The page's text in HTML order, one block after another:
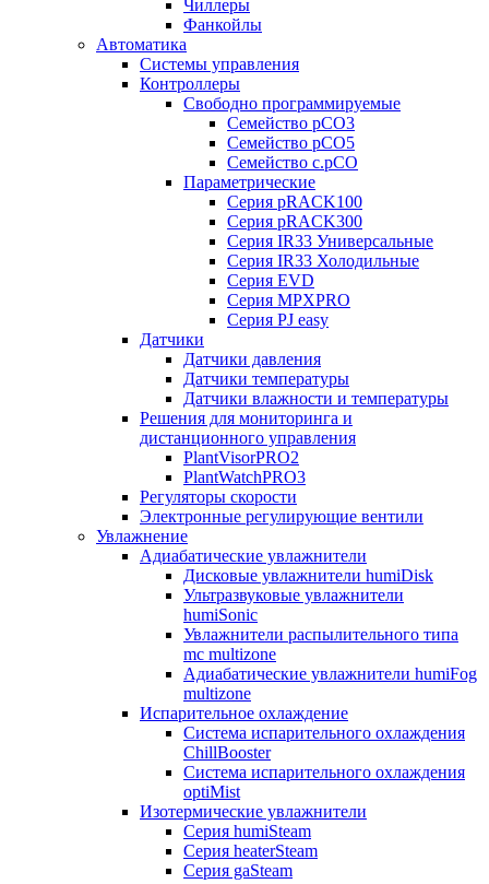
Чиллеры
Фанкойлы
Автоматика
Системы управления
Контроллеры
Свободно программируемые
Семейство pCO3
Семейство pCO5
Семейство c.pCO
Параметрические
Серия pRACK100
Серия pRACK300
Серия IR33 Универсальные
Серия IR33 Холодильные
Серия EVD
Серия MPXPRO
Серия PJ easy
Датчики
Датчики давления
Датчики температуры
Датчики влажности и температуры
Решения для мониторинга и
дистанционного управления
PlantVisorPRO2
PlantWatchPRO3
Регуляторы скорости
Электронные регулирующие вентили
Увлажнение
Адиабатические увлажнители
Дисковые увлажнители humiDisk
Ультразвуковые увлажнители
humiSonic
Увлажнители распылительного типа
mc multizone
Адиабатические увлажнители humiFog
multizone
Испарительное охлаждение
Система испарительного охлаждения
ChillBooster
Система испарительного охлаждения
optiMist
Изотермические увлажнители
Серия humiSteam
Серия heaterSteam
Серия gaSteam